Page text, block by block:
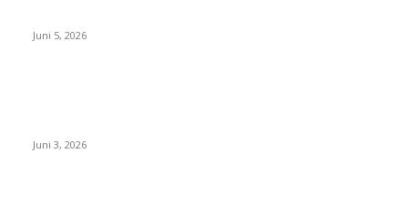
Juni 5, 2026
Juni 3, 2026